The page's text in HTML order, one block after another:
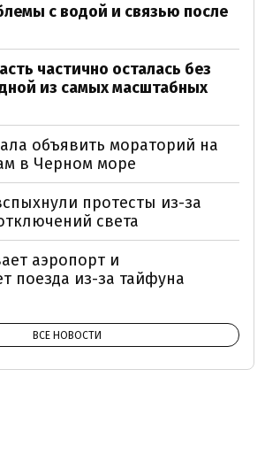
с водой и связью после
частично осталась без
из самых масштабных
объявить мораторий на
в Черном море
протесты из-за
света
аэропорт и
поезда из-за тайфуна
ВСЕ НОВОСТИ